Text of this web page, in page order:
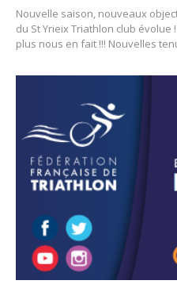
Nouvelle saison, nouveaux
du St Yrieix Triathlon club
plus nous en fait !!! Nouvelles